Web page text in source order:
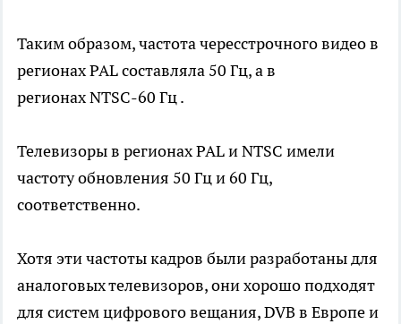
Таким образом, частота чересстрочного видео в
регионах PAL составляла 50 Гц, а в
регионах NTSC-60 Гц .
Телевизоры в регионах PAL и NTSC имели
частоту обновления 50 Гц и 60 Гц,
соответственно.
Хотя эти частоты кадров были разработаны для
аналоговых телевизоров, они хорошо подходят
для систем цифрового вещания, DVB в Европе и